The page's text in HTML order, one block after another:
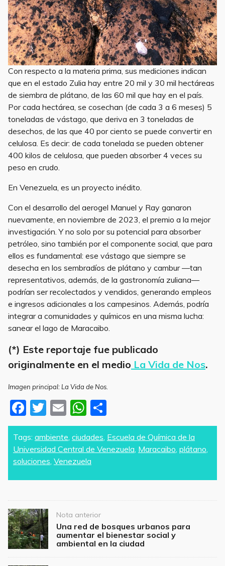
Con respecto a la materia prima, sus mediciones indican
que en el estado Zulia hay entre 20 mil y 30 mil hectáreas
de siembra de plátano, de las 60 mil que hay en el país.
Por cada hectárea, se cosechan (de cada 3 a 6 meses) 5
toneladas de vástago, que deriva en 3 toneladas de
desechos, de las que 40 por ciento se puede convertir en
celulosa. Es decir: de cada tonelada se pueden obtener
400 kilos de celulosa, que pueden absorber 4 veces su
peso en crudo.
En Venezuela, es un proyecto inédito.
Con el desarrollo del aerogel Manuel y Ray ganaron
nuevamente, en noviembre de 2023, el premio a la mejor
investigación. Y no solo por su potencial para absorber
petróleo, sino también por el componente social, que para
ellos es fundamental: ese vástago que siempre se
desecha en los sembradíos de plátano y cambur —tan
representativos, además, de la gastronomía zuliana—
podrían ser recolectados y vendidos, generando empleos
e ingresos adicionales a los campesinos. Además, podría
integrar a comunidades y químicos en una misma lucha:
sanear el lago de Maracaibo.
(*) Este reportaje fue publicado
originalmente en el medio La Vida de Nos.
Imagen principal: La Vida de Nos.
F
a
c
e
o
k
T
w
itt
er
E
m
ai
l
W
h
at
s
p
h
ar
e
Tags: ambiente, ciudades, Escuela de Química de la
Universidad Central de Venezuela, Maracaibo, plátano,
soluciones, Venezuela
Post
navigation
Nota anterior
Una red de bosques urbanos para
aumentar el bienestar social y
ambiental en la ciudad